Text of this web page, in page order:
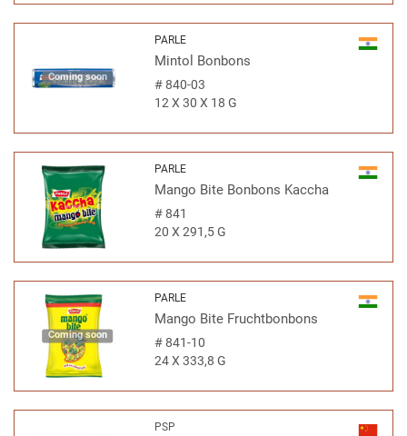
Coming soon
PARLE
Mintol Bonbons
#840-03
12 X 30 X 18 G
PARLE
Mango Bite Bonbons Kaccha
#841
20 X 291,5 G
Coming soon
PARLE
Mango Bite Fruchtbonbons
#841-10
24 X 333,8 G
PSP